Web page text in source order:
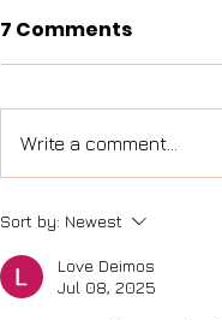
7 Comments
Write a comment...
Sort by: Newest
Love Deimos
Jul 08, 2025